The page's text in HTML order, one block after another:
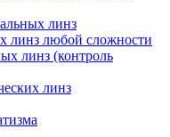
линз
линз любой сложности
линз (контроль
линз